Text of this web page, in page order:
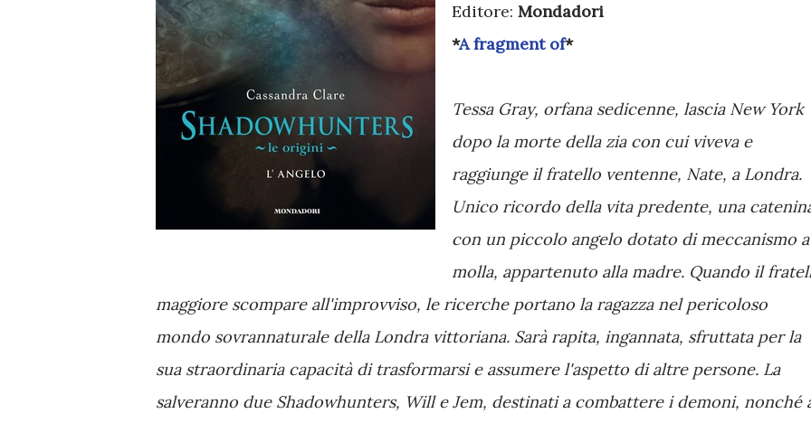
Editore: Mondadori
*A fragment of*
Tessa Gray, orfana sedicenne, lascia New York
dopo la morte della zia con cui viveva e
raggiunge il fratello ventenne, Nate, a Londra.
Unico ricordo della vita predente, una
con un piccolo angelo dotato di meccanismo a
molla, appartenuto alla madre. Quando il
maggiore scompare all'improvviso, le ricerche portano la ragazza nel pericoloso
mondo sovrannaturale della Londra vittoriana. Sarà rapita, ingannata, sfruttata per la
sua straordinaria capacità di trasformarsi e assumere l'aspetto di altre persone. La
salveranno due Shadowhunters, Will e Jem, destinati a combattere i demoni, nonché